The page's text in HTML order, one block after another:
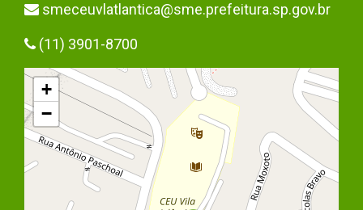
smeceuvlatlantica@sme.prefeitura.sp.gov.br
(11) 3901-8700
+
−